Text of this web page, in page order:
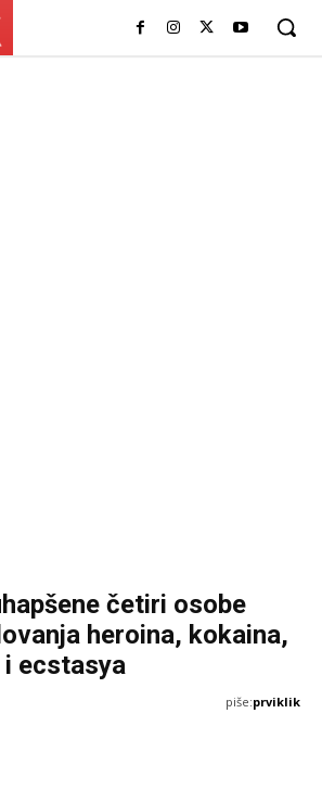
četiri osobe
heroina, kokaina,
ecstasya
piše:prviklik